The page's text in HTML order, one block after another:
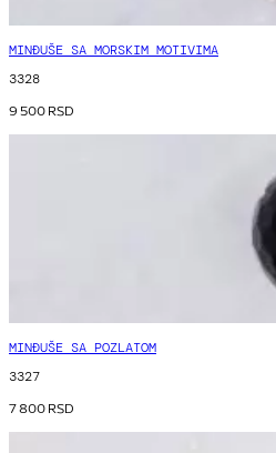
MINĐUŠE SA MORSKIM MOTIVIMA
3328
9 500RSD
MINĐUŠE SA POZLATOM
3327
7 800RSD